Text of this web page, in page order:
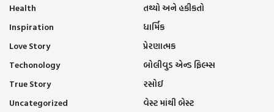
Health
Inspiration
Love Story
Techonology
True Story
Uncategorized
તથ્યો અને હકીકતો
ધાર્મિક
પ્રેરણાત્મક
બોલીવુડ એન્ડ ફિલ્મ્સ
રસોઈ
વેસ્ટ માંથી બેસ્ટ